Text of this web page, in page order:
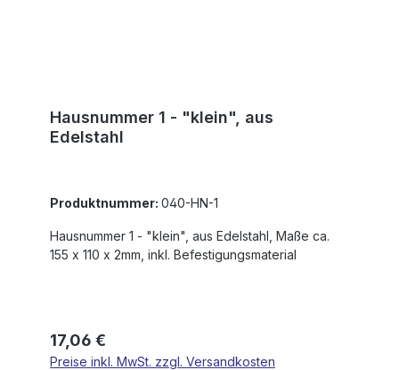
Hausnummer 1 - "klein", aus
Edelstahl
Produktnummer: 040-HN-1
Hausnummer 1 - "klein", aus Edelstahl, Maße ca.
155 x 110 x 2mm, inkl. Befestigungsmaterial
Regulärer Preis:
17,06 €
Preise inkl. MwSt. zzgl. Versandkosten